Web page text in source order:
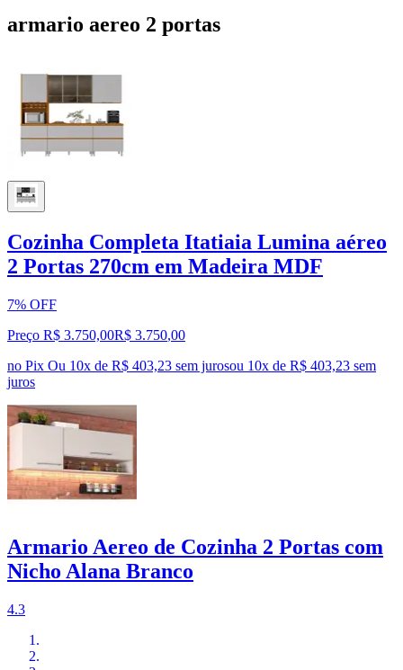
armario aereo 2 portas
Cozinha Completa Itatiaia Lumina aéreo
2 Portas 270cm em Madeira MDF
7% OFF
Preço R$ 3.750,00R$ 3.750,00
no Pix Ou 10x de R$ 403,23 sem jurosou 10x de R$ 403,23 sem
juros
Armario Aereo de Cozinha 2 Portas com
Nicho Alana Branco
4.3